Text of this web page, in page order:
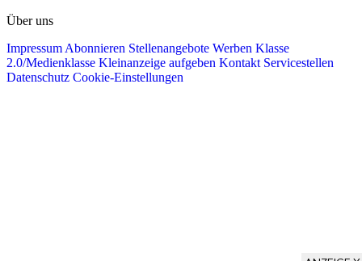
Über uns
Impressum Abonnieren Stellenangebote Werben Klasse
2.0/Medienklasse Kleinanzeige aufgeben Kontakt Servicestellen
Datenschutz Cookie-Einstellungen